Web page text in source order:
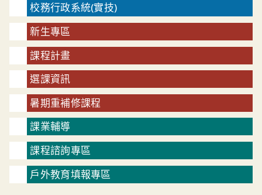
校務行政系統(實技)
新生專區
課程計畫
選課資訊
暑期重補修課程
課業輔導
課程諮詢專區
戶外教育填報專區